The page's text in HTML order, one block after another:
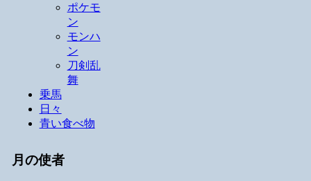
ポケモ
ン
モンハ
ン
刀剣乱
舞
乗馬
日々
青い食べ物
月の使者